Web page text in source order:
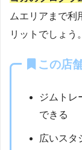
ムエリアまで利
リットでしょう。
この店
ジムトレ
できる
広いスタ